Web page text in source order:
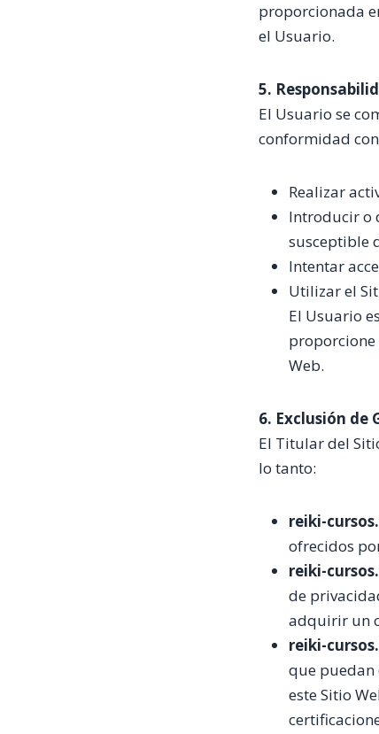
proporcionada
el Usuario.
5.
El Usuario se
conformidad
Realizar
Introducir o
susceptible
Intentar
Utilizar el
El Usuario
proporcione
Web.
6. Exclusión de
El Titular del
lo tanto:
reiki-
ofrecidos
reiki-
de
adquirir un
reiki-
que puedan
este Sitio